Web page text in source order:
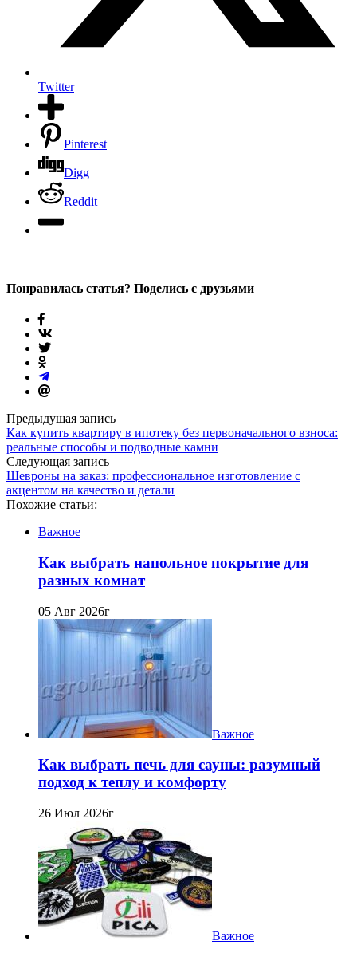
Twitter
Pinterest
Digg
Reddit
Понравилась статья? Поделись с друзьями
Предыдущая запись
Как купить квартиру в ипотеку без первоначального взноса:
реальные способы и подводные камни
Следующая запись
Шевроны на заказ: профессиональное изготовление с
акцентом на качество и детали
Похожие статьи:
Важное
Как выбрать напольное покрытие для
разных комнат
05 Авг 2026г
Важное
Как выбрать печь для сауны: разумный
подход к теплу и комфорту
26 Июл 2026г
Важное